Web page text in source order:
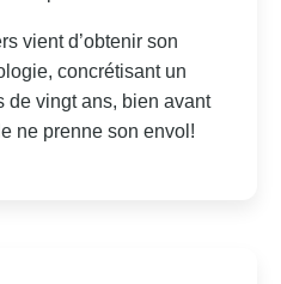
vient d’obtenir son
concrétisant un
de vingt ans, bien avant
ne prenne son envol!